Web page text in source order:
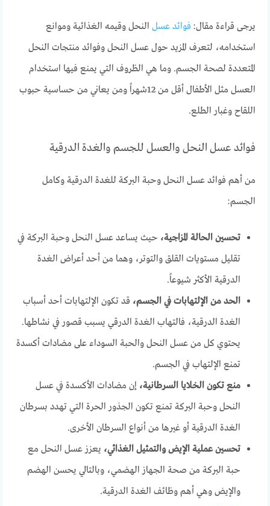
يرجى قراءة مقال: فوائد عسل النحل وقيمه الغذائية وموانع
استخدامه، لتعرف المزيد حول عسل النحل وفوائد منتجات النحل
المتعددة لصحة الجسم. وما هي الظروف التي يمنع فيها استخدام
العسل مثل الأطفال أقل من 12شهراً ومن يعاني من حساسية حبوب
اللقاح وغبار الطلع.
فوائد عسل النحل والعسل للجسم والغدة الدرقية
من أهم فوائد عسل النحل وحبة البركة للغدة الدرقية وكامل
الجسم:
تحسين الحالة المزاجية، حيث يساعد عسل النحل وحبة البركة في
تقليل مستويات القلق والتوتر، وهما من أحد أعراض الغدة
الدرقية الأكثر شيوعاً.
الحد من الإلتهابات في الجسم، قد تكون الإلتهابات أحد أسباب
الغدة الدرقية، فالتهاب الغدة الدرقي يسبب قصور في نشاطها.
يحتوي كل من عسل النحل والحبة السوداء على مضادات أكسدة
تمنع الإلتهاب في الجسم.
منع تكون الخلايا السرطانية، إن مضادات الأكسدة في عسل
النحل وحبة البركة تمنع تكون الجذور الحرة التي تهدد بسرطان
الغدة الدرقية أو غيرها من أنواع السرطان الأخرى.
تحسين عملية الإيض والتمثيل الغذائي، يعزز عسل النحل مع
حبة البركة من صحة الجهاز الهضمي، وبالتالي يحسن الهضم
والإيض وهي أهم وظائف الغدة الدرقية.